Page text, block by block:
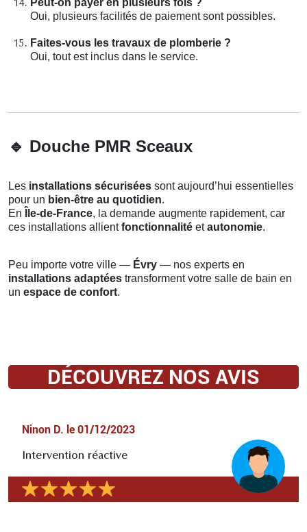
Oui, plusieurs facilités de paiement sont possibles.
Faites-vous les travaux de plomberie ?
Oui, tout est inclus dans le service.
🔹 Douche PMR Sceaux
Les installations sécurisées sont aujourd’hui essentielles
pour un bien-être au quotidien.
En
Île-de-France, la demande augmente rapidement, car
ces installations allientfonctionnalité etautonomie.
Peu importe votre ville — Évry — nos experts en
installations adaptées transforment votre salle de bain en
un espace de confort.
DÉCOUVREZ NOS AVIS
Ninon D. le 01/12/2023
Intervention réactive